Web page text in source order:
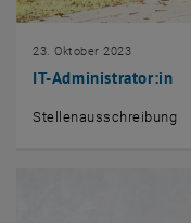
IT-Administrator:in
23. Oktober 2023
Stellenausschreibung